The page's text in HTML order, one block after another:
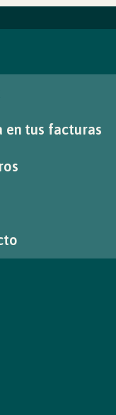
en tus facturas